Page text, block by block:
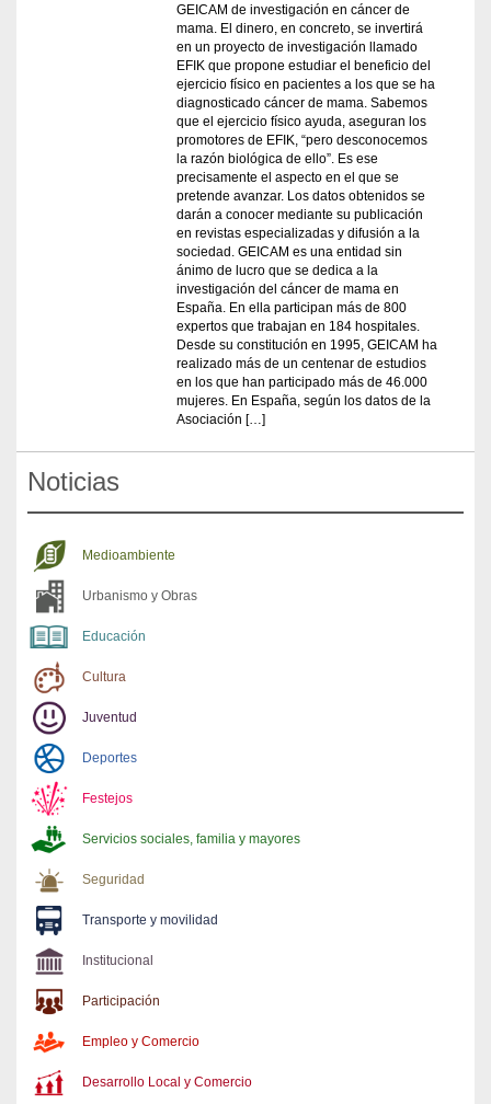
GEICAM de investigación en cáncer de
mama. El dinero, en concreto, se invertirá
en un proyecto de investigación llamado
EFIK que propone estudiar el beneficio del
ejercicio físico en pacientes a los que se ha
diagnosticado cáncer de mama. Sabemos
que el ejercicio físico ayuda, aseguran los
promotores de EFIK, “pero desconocemos
la razón biológica de ello”. Es ese
precisamente el aspecto en el que se
pretende avanzar. Los datos obtenidos se
darán a conocer mediante su publicación
en revistas especializadas y difusión a la
sociedad. GEICAM es una entidad sin
ánimo de lucro que se dedica a la
investigación del cáncer de mama en
España. En ella participan más de 800
expertos que trabajan en 184 hospitales.
Desde su constitución en 1995, GEICAM ha
realizado más de un centenar de estudios
en los que han participado más de 46.000
mujeres. En España, según los datos de la
Asociación […]
Noticias
Medioambiente
Urbanismo y Obras
Educación
Cultura
Juventud
Deportes
Festejos
Servicios sociales, familia y mayores
Seguridad
Transporte y movilidad
Institucional
Participación
Empleo y Comercio
Desarrollo Local y Comercio